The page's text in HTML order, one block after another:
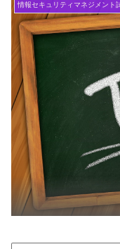
情報セキュリティマネジメント